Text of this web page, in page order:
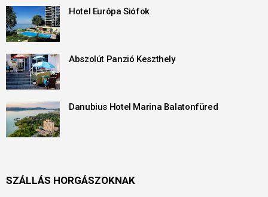
Hotel Európa Siófok
Abszolút Panzió Keszthely
Danubius Hotel Marina Balatonfüred
SZÁLLÁS HORGÁSZOKNAK